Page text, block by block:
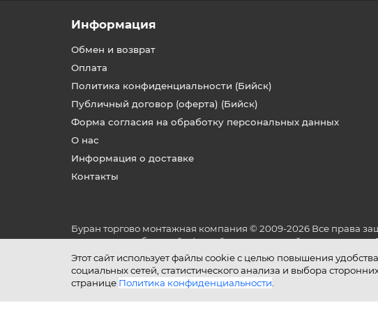
Этот сайт использует файлы cookie с целью повышения
социальных сетей, статистического анализа и выбора
странице Политика конфиденциальности
Информация
Обмен и возврат
Оплата
Политика конфиденциальности (Бийск)
Публичный договор (оферта) (Бийск)
Форма согласия на обработку персональных данных
О нас
Информация о доставке
Контакты
Буран торгово монтажная компания © 2009-2026 Все права
не является публичной офертой, определяемой положениями
и условиях его эксплуатации.